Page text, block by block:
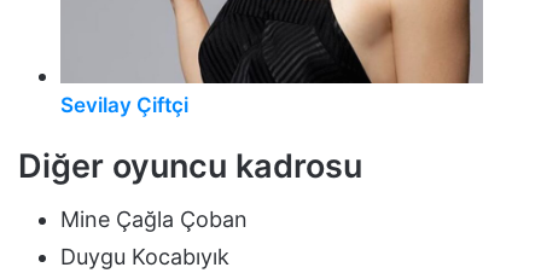
Sevilay Çiftçi
Diğer oyuncu kadrosu
Mine Çağla Çoban
Duygu Kocabıyık